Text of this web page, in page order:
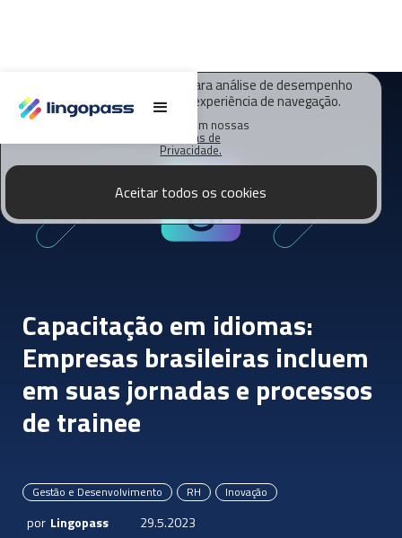
O Lingopass utiliza cookies para análise de desempenho
deste site e melhorar sua experiência de navegação.
Saiba mais em nossas
Políticas de
Privacidade.
Aceitar todos os cookies
Capacitação em idiomas:
Empresas brasileiras incluem
em suas jornadas e processos
de trainee
Gestão e Desenvolvimento RH Inovação
por Lingopass
29.5.2023